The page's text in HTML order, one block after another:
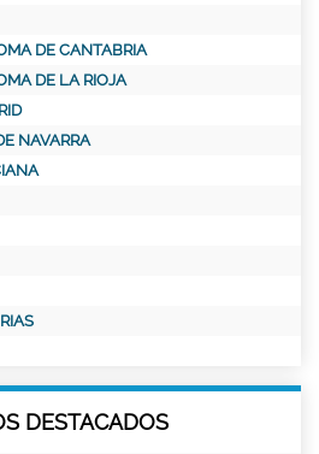
DE CANTABRIA
DE LA RIOJA
NAVARRA
DESTACADOS